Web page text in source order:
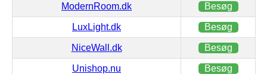
ModernRoom.dk Besøg
LuxLight.dk Besøg
NiceWall.dk Besøg
Unishop.nu Besøg